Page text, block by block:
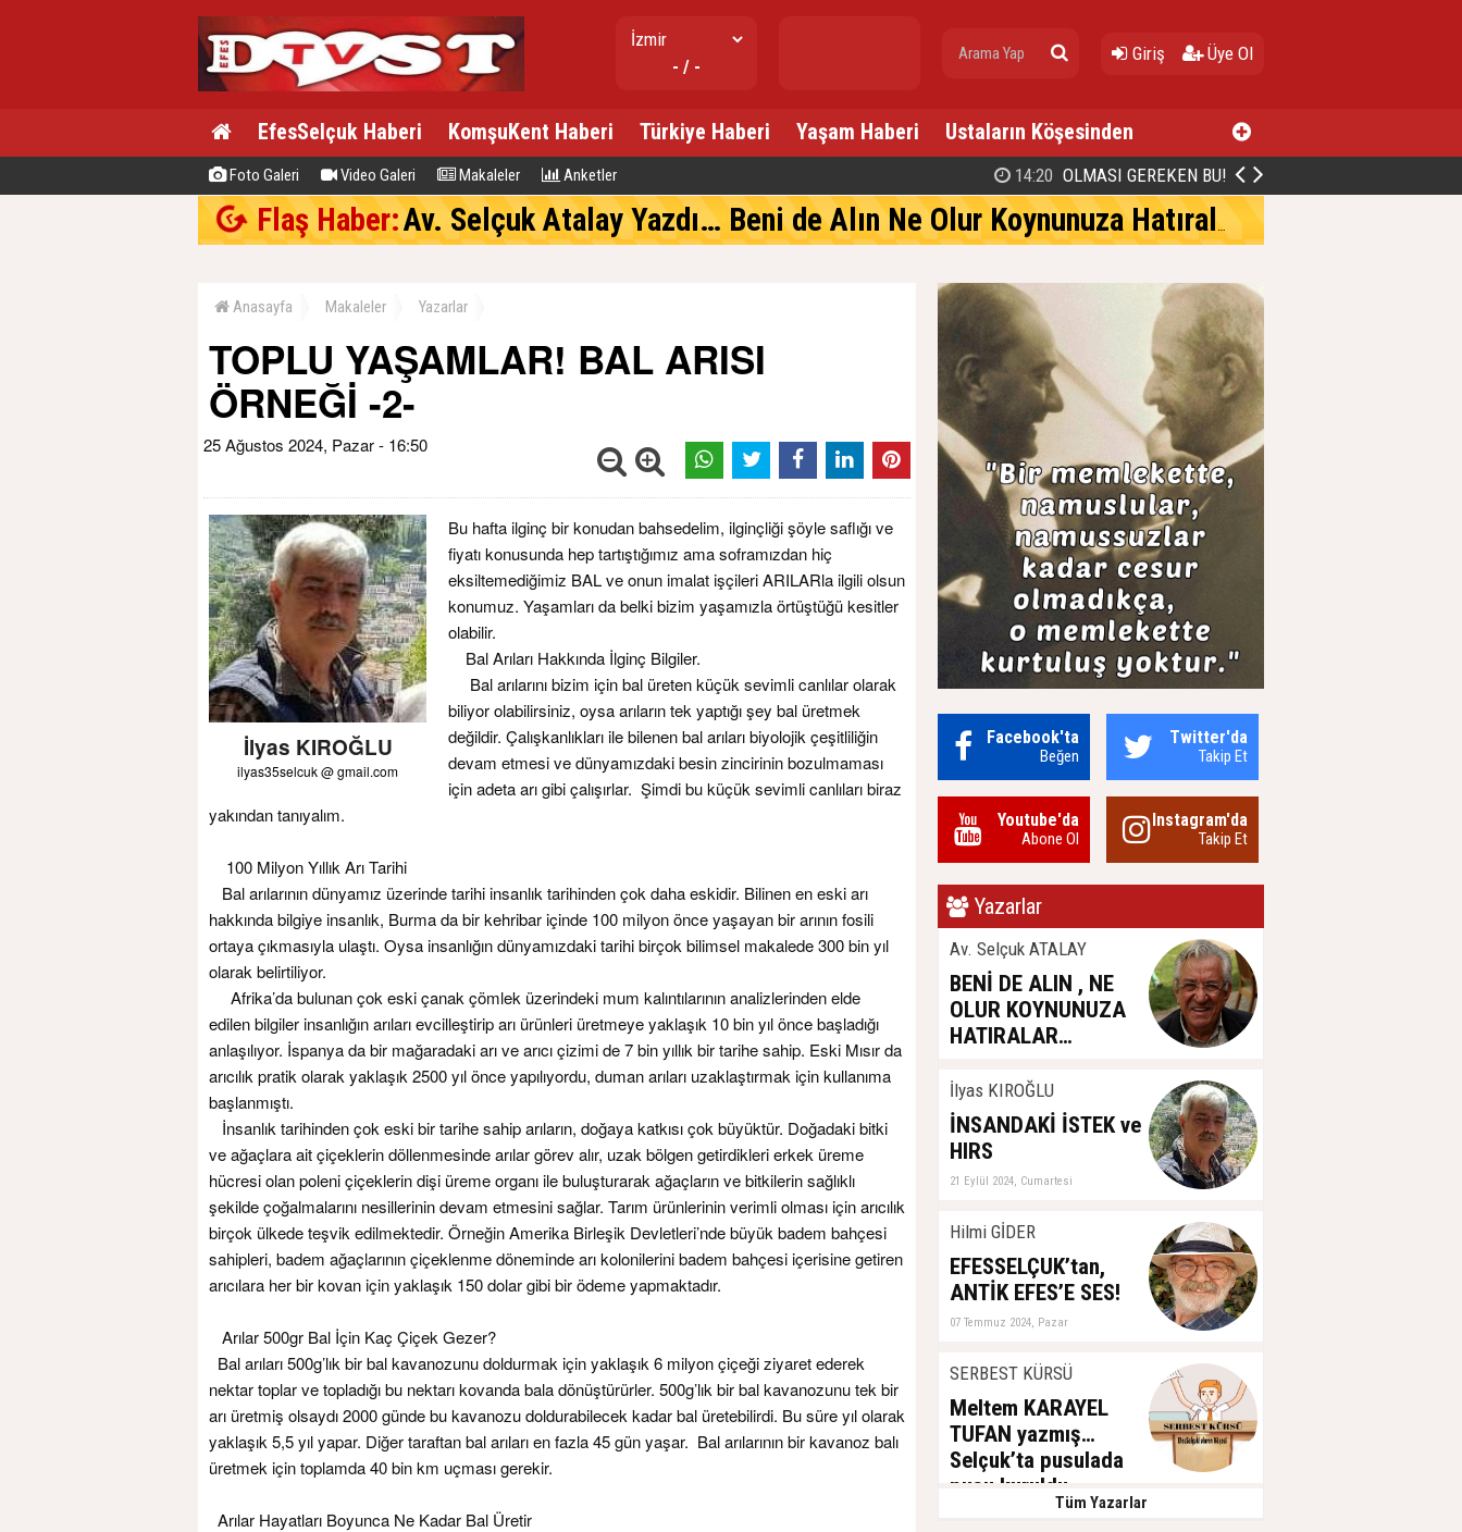
- / -
Giriş Üye Ol
EfesSelçuk Haberi KomşuKent Haberi Türkiye Haberi Yaşam Haberi Ustaların Köşesinden
Foto Galeri Video Galeri Makaleler Anketler 14:20 OLMASI GEREKEN BU!
Flaş Haber:Av. Selçuk Atalay Yazdı… Beni de Alın Ne Olur Koynunuza Hatıralar…
Anasayfa Makaleler Yazarlar
TOPLU YAŞAMLAR! BAL ARISI
ÖRNEĞİ -2-
25 Ağustos 2024, Pazar - 16:50
İlyas KIROĞLU
ilyas35selcuk @ gmail.com
Bu hafta ilginç bir konudan bahsedelim, ilginçliği şöyle saflığı ve
fiyatı konusunda hep tartıştığımız ama soframızdan hiç
eksiltemediğimiz BAL ve onun imalat işçileri ARILARla ilgili olsun
konumuz. Yaşamları da belki bizim yaşamızla örtüştüğü kesitler
olabilir.
Bal Arıları Hakkında İlginç Bilgiler.
Bal arılarını bizim için bal üreten küçük sevimli canlılar olarak
biliyor olabilirsiniz, oysa arıların tek yaptığı şey bal üretmek
değildir. Çalışkanlıkları ile bilenen bal arıları biyolojik çeşitliliğin
devam etmesi ve dünyamızdaki besin zincirinin bozulmaması
için adeta arı gibi çalışırlar. Şimdi bu küçük sevimli canlıları biraz
yakından tanıyalım.
100 Milyon Yıllık Arı Tarihi
Bal arılarının dünyamız üzerinde tarihi insanlık tarihinden çok daha eskidir. Bilinen en eski arı
hakkında bilgiye insanlık, Burma da bir kehribar içinde 100 milyon önce yaşayan bir arının fosili
ortaya çıkmasıyla ulaştı. Oysa insanlığın dünyamızdaki tarihi birçok bilimsel makalede 300 bin yıl
olarak belirtiliyor.
Afrika’da bulunan çok eski çanak çömlek üzerindeki mum kalıntılarının analizlerinden elde
edilen bilgiler insanlığın arıları evcilleştirip arı ürünleri üretmeye yaklaşık 10 bin yıl önce başladığı
anlaşılıyor. İspanya da bir mağaradaki arı ve arıcı çizimi de 7 bin yıllık bir tarihe sahip. Eski Mısır da
arıcılık pratik olarak yaklaşık 2500 yıl önce yapılıyordu, duman arıları uzaklaştırmak için kullanıma
başlanmıştı.
İnsanlık tarihinden çok eski bir tarihe sahip arıların, doğaya katkısı çok büyüktür. Doğadaki bitki
ve ağaçlara ait çiçeklerin döllenmesinde arılar görev alır, uzak bölgen getirdikleri erkek üreme
hücresi olan poleni çiçeklerin dişi üreme organı ile buluşturarak ağaçların ve bitkilerin sağlıklı
şekilde çoğalmalarını nesillerinin devam etmesini sağlar. Tarım ürünlerinin verimli olması için arıcılık
birçok ülkede teşvik edilmektedir. Örneğin Amerika Birleşik Devletleri’nde büyük badem bahçesi
sahipleri, badem ağaçlarının çiçeklenme döneminde arı kolonilerini badem bahçesi içerisine getiren
arıcılara her bir kovan için yaklaşık 150 dolar gibi bir ödeme yapmaktadır.
Arılar 500gr Bal İçin Kaç Çiçek Gezer?
Bal arıları 500g’lık bir bal kavanozunu doldurmak için yaklaşık 6 milyon çiçeği ziyaret ederek
nektar toplar ve topladığı bu nektarı kovanda bala dönüştürürler. 500g’lık bir bal kavanozunu tek bir
arı üretmiş olsaydı 2000 günde bu kavanozu doldurabilecek kadar bal üretebilirdi. Bu süre yıl olarak
yaklaşık 5,5 yıl yapar. Diğer taraftan bal arıları en fazla 45 gün yaşar. Bal arılarının bir kavanoz balı
üretmek için toplamda 40 bin km uçması gerekir.
Arılar Hayatları Boyunca Ne Kadar Bal Üretir
Facebook'ta
Beğen
Twitter'da
Takip Et
Youtube'da
Abone Ol
Instagram'da
Takip Et
Yazarlar
Av. Selçuk ATALAY
BENİ DE ALIN , NE
OLUR KOYNUNUZA
HATIRALAR…
İlyas KIROĞLU
İNSANDAKİ İSTEK ve
HIRS
21 Eylül 2024, Cumartesi
Hilmi GİDER
EFESSELÇUK’tan,
ANTİK EFES’E SES!
07 Temmuz 2024, Pazar
SERBEST KÜRSÜ
Meltem KARAYEL
TUFAN yazmış…
Selçuk’ta pusulada
pusu kuruldu…
Tüm Yazarlar